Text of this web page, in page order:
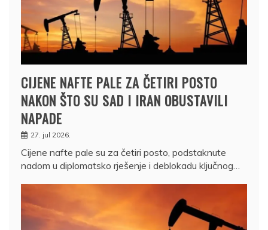
CIJENE NAFTE PALE ZA ČETIRI POSTO
NAKON ŠTO SU SAD I IRAN OBUSTAVILI
NAPADE
27. jul 2026.
Cijene nafte pale su za četiri posto, podstaknute
nadom u diplomatsko rješenje i deblokadu ključnog…